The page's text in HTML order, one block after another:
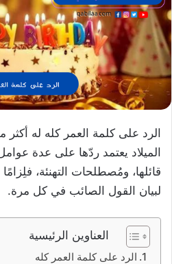
الرد على كلمة العمر كله له أكثر
الميلاد يعتمد ردّها على عدة
قائلها، ومُصطلحات التهنئة،
لبيان القول الصائب في كل مرة.
العناوين الرئيسية
الرد على كلمة العمر كله